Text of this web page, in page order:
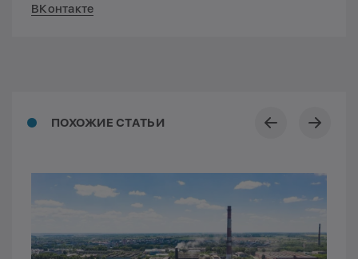
ВКонтакте
ПОХОЖИЕ СТАТЬИ